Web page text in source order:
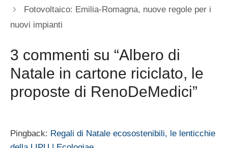
Fotovoltaico: Emilia-Romagna, nuove regole per i
nuovi impianti
3 commenti su “Albero di
Natale in cartone riciclato, le
proposte di RenoDeMedici”
Pingback: Regali di Natale ecosostenibili, le lenticchie